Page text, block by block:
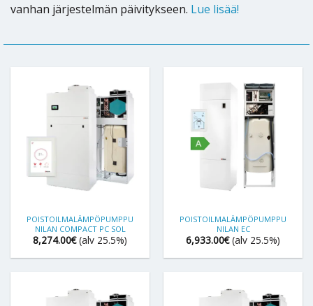
vanhan järjestelmän päivitykseen. Lue lisää!
POISTOILMALÄMPÖPUMPPU
NILAN COMPACT PC SOL
8,274.00€ (alv 25.5%)
POISTOILMALÄMPÖPUMPPU
NILAN EC
6,933.00€ (alv 25.5%)